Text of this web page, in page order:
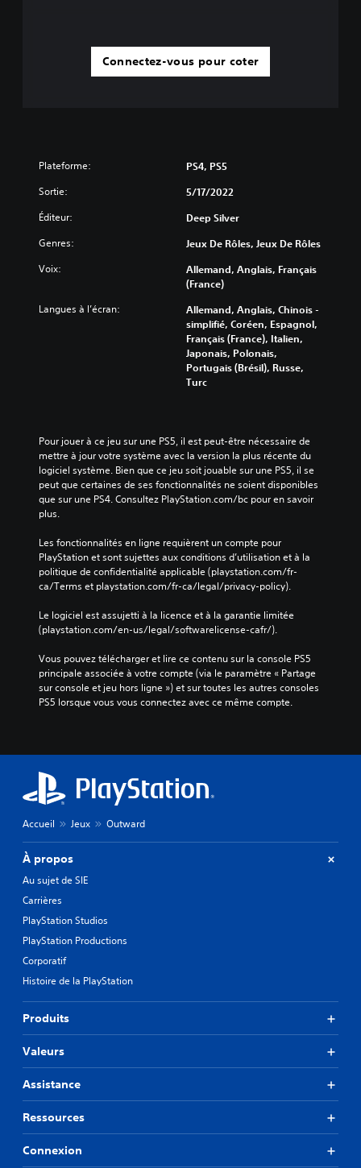
Connectez-vous pour coter
Plateforme: PS4, PS5
Sortie: 5/17/2022
Éditeur: Deep Silver
Genres: Jeux De Rôles, Jeux De Rôles
Voix:
Allemand, Anglais, Français
(France)
Langues à l’écran:
Allemand, Anglais, Chinois -
simplifié, Coréen, Espagnol,
Français (France), Italien,
Japonais, Polonais,
Portugais (Brésil), Russe,
Turc
Pour jouer à ce jeu sur une PS5, il est peut-être nécessaire de
mettre à jour votre système avec la version la plus récente du
logiciel système. Bien que ce jeu soit jouable sur une PS5, il se
peut que certaines de ses fonctionnalités ne soient disponibles
que sur une PS4. Consultez PlayStation.com/bc pour en savoir
plus.
Les fonctionnalités en ligne requièrent un compte pour
PlayStation et sont sujettes aux conditions d’utilisation et à la
politique de confidentialité applicable (playstation.com/fr-
ca/Terms et playstation.com/fr-ca/legal/privacy-policy).
Le logiciel est assujetti à la licence et à la garantie limitée
(playstation.com/en-us/legal/softwarelicense-cafr/).
Vous pouvez télécharger et lire ce contenu sur la console PS5
principale associée à votre compte (via le paramètre « Partage
sur console et jeu hors ligne ») et sur toutes les autres consoles
PS5 lorsque vous vous connectez avec ce même compte.
Accueil Jeux Outward
À propos
Au sujet de SIE
Carrières
PlayStation Studios
PlayStation Productions
Corporatif
Histoire de la PlayStation
Produits
Valeurs
Assistance
Ressources
Connexion